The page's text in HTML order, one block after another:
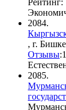
2084.
, г.
Отзывы:1
2085.